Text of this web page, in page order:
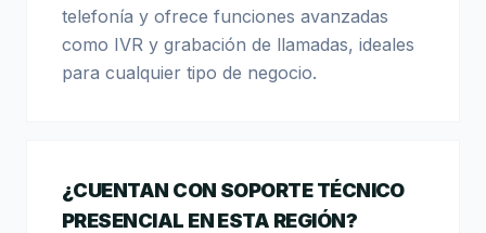
telefonía y ofrece funciones avanzadas
como IVR y grabación de llamadas, ideales
para cualquier tipo de negocio.
¿CUENTAN CON SOPORTE TÉCNICO
PRESENCIAL EN ESTA REGIÓN?